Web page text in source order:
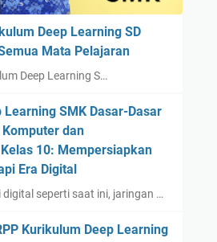
Deep Learning SD
Mata Pelajaran
Deep Learning S…
Learning SMK Dasar-Dasar
dan
10: Mempersiapkan
Era Digital
seperti saat ini, jaringan …
Kurikulum Deep Learning